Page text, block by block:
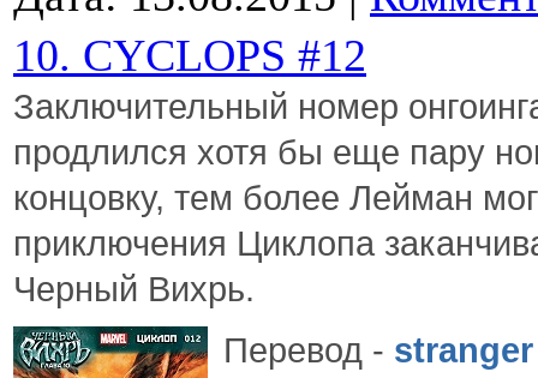
10. CYCLOPS #12
Заключительный номер
продлился хотя бы еще пару
концовку, тем более Лейман
приключения Циклопа
Черный Вихрь.
Перевод - stranger